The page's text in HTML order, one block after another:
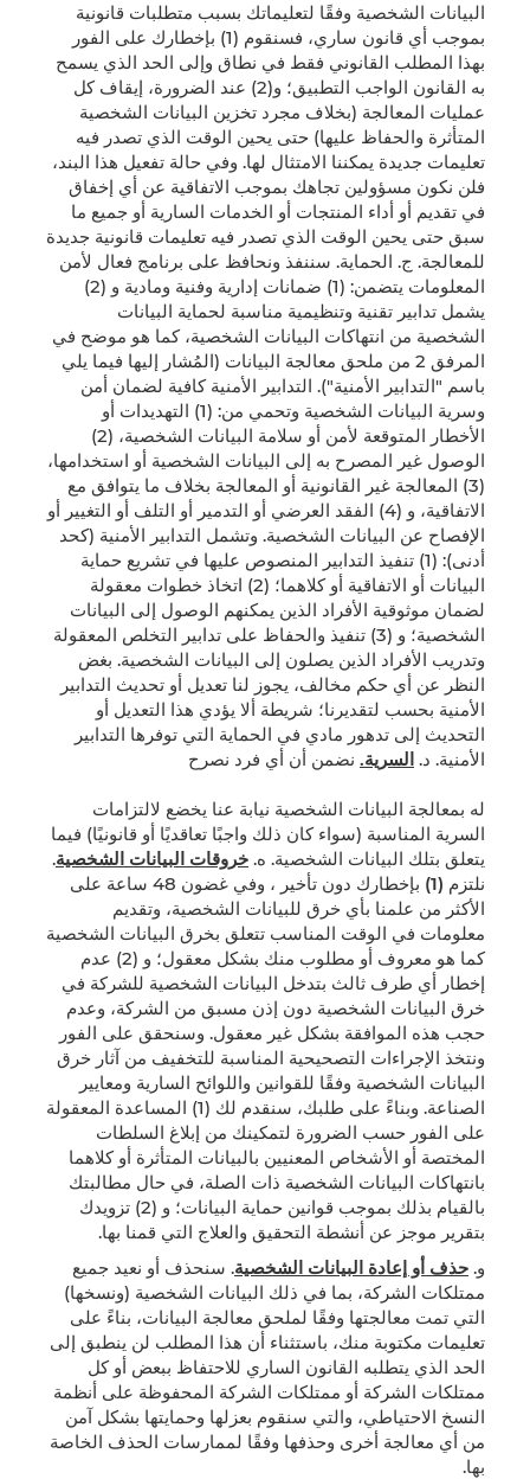
البيانات الشخصية وفقًا لتعليماتك بسبب متطلبات قانونية
بموجب أي قانون ساري، فسنقوم (1) بإخطارك على الفور
بهذا المطلب القانوني فقط في نطاق وإلى الحد الذي يسمح
به القانون الواجب التطبيق؛ و(2) عند الضرورة، إيقاف كل
عمليات المعالجة (بخلاف مجرد تخزين البيانات الشخصية
المتأثرة والحفاظ عليها) حتى يحين الوقت الذي تصدر فيه
تعليمات جديدة يمكننا الامتثال لها. وفي حالة تفعيل هذا البند،
فلن نكون مسؤولين تجاهك بموجب الاتفاقية عن أي إخفاق
في تقديم أو أداء المنتجات أو الخدمات السارية أو جميع ما
سبق حتى يحين الوقت الذي تصدر فيه تعليمات قانونية جديدة
للمعالجة. ج. الحماية. سننفذ ونحافظ على برنامج فعال لأمن
المعلومات يتضمن: (1) ضمانات إدارية وفنية ومادية و (2)
يشمل تدابير تقنية وتنظيمية مناسبة لحماية البيانات
الشخصية من انتهاكات البيانات الشخصية، كما هو موضح في
المرفق 2 من ملحق معالجة البيانات (المُشار إليها فيما يلي
باسم "التدابير الأمنية"). التدابير الأمنية كافية لضمان أمن
وسرية البيانات الشخصية وتحمي من: (1) التهديدات أو
الأخطار المتوقعة لأمن أو سلامة البيانات الشخصية، (2)
الوصول غير المصرح به إلى البيانات الشخصية أو استخدامها،
(3) المعالجة غير القانونية أو المعالجة بخلاف ما يتوافق مع
الاتفاقية، و (4) الفقد العرضي أو التدمير أو التلف أو التغيير أو
الإفصاح عن البيانات الشخصية. وتشمل التدابير الأمنية (كحد
أدنى): (1) تنفيذ التدابير المنصوص عليها في تشريع حماية
البيانات أو الاتفاقية أو كلاهما؛ (2) اتخاذ خطوات معقولة
لضمان موثوقية الأفراد الذين يمكنهم الوصول إلى البيانات
الشخصية؛ و (3) تنفيذ والحفاظ على تدابير التخلص المعقولة
وتدريب الأفراد الذين يصلون إلى البيانات الشخصية. بغض
النظر عن أي حكم مخالف، يجوز لنا تعديل أو تحديث التدابير
الأمنية بحسب لتقديرنا؛ شريطة ألا يؤدي هذا التعديل أو
التحديث إلى تدهور مادي في الحماية التي توفرها التدابير
الأمنية. د. السرية. نضمن أن أي فرد نصرح
له بمعالجة البيانات الشخصية نيابة عنا يخضع لالتزامات
السرية المناسبة (سواء كان ذلك واجبًا تعاقديًا أو قانونيًا) فيما
يتعلق بتلك البيانات الشخصية. ه. خروقات البيانات الشخصية.
نلتزم (1)
بإخطارك دون تأخير ، وفي غضون 48 ساعة على
الأكثر من علمنا بأي خرق للبيانات الشخصية، وتقديم
معلومات في الوقت المناسب تتعلق بخرق البيانات الشخصية
كما هو معروف أو مطلوب منك بشكل معقول؛ و (2) عدم
إخطار أي طرف ثالث بتدخل البيانات الشخصية للشركة في
خرق البيانات الشخصية دون إذن مسبق من الشركة، وعدم
حجب هذه الموافقة بشكل غير معقول. وسنحقق على الفور
ونتخذ الإجراءات التصحيحية المناسبة للتخفيف من آثار خرق
البيانات الشخصية وفقًا للقوانين واللوائح السارية ومعايير
الصناعة. وبناءً على طلبك، سنقدم لك (1) المساعدة المعقولة
على الفور حسب الضرورة لتمكينك من إبلاغ السلطات
المختصة أو الأشخاص المعنيين بالبيانات المتأثرة أو كلاهما
بانتهاكات البيانات الشخصية ذات الصلة، في حال مطالبتك
بالقيام بذلك بموجب قوانين حماية البيانات؛ و (2) تزويدك
بتقرير موجز عن أنشطة التحقيق والعلاج التي قمنا بها.
و. حذف أو إعادة البيانات الشخصية. سنحذف أو نعيد جميع
ممتلكات الشركة، بما في ذلك البيانات الشخصية (ونسخها)
التي تمت معالجتها وفقًا لملحق معالجة البيانات، بناءً على
تعليمات مكتوبة منك، باستثناء أن هذا المطلب لن ينطبق إلى
الحد الذي يتطلبه القانون الساري للاحتفاظ ببعض أو كل
ممتلكات الشركة أو ممتلكات الشركة المحفوظة على أنظمة
النسخ الاحتياطي، والتي سنقوم بعزلها وحمايتها بشكل آمن
من أي معالجة أخرى وحذفها وفقًا لممارسات الحذف الخاصة
بها.